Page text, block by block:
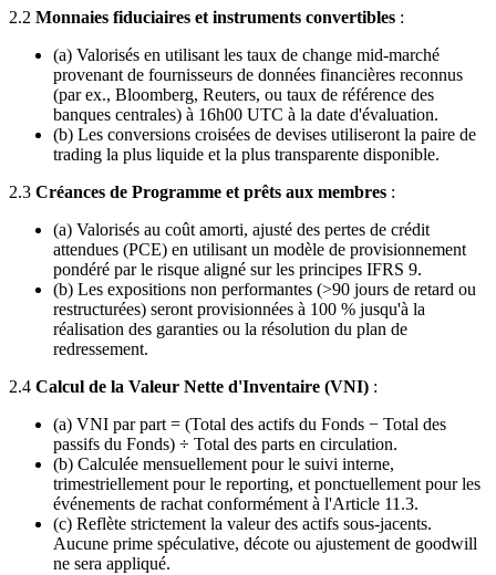
2.2 Monnaies fiduciaires et instruments convertibles :
(a) Valorisés en utilisant les taux de change mid-marché
provenant de fournisseurs de données financières reconnus
(par ex., Bloomberg, Reuters, ou taux de référence des
banques centrales) à 16h00 UTC à la date d'évaluation.
(b) Les conversions croisées de devises utiliseront la paire de
trading la plus liquide et la plus transparente disponible.
2.3 Créances de Programme et prêts aux membres :
(a) Valorisés au coût amorti, ajusté des pertes de crédit
attendues (PCE) en utilisant un modèle de provisionnement
pondéré par le risque aligné sur les principes IFRS 9.
(b) Les expositions non performantes (>90 jours de retard ou
restructurées) seront provisionnées à 100 % jusqu'à la
réalisation des garanties ou la résolution du plan de
redressement.
2.4 Calcul de la Valeur Nette d'Inventaire (VNI) :
(a) VNI par part = (Total des actifs du Fonds − Total des
passifs du Fonds) ÷ Total des parts en circulation.
(b) Calculée mensuellement pour le suivi interne,
trimestriellement pour le reporting, et ponctuellement pour les
événements de rachat conformément à l'Article 11.3.
(c) Reflète strictement la valeur des actifs sous-jacents.
Aucune prime spéculative, décote ou ajustement de goodwill
ne sera appliqué.